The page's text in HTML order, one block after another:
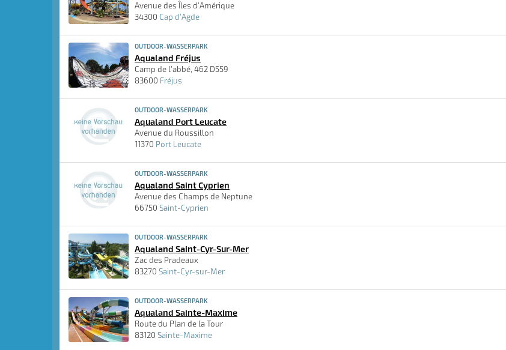
Avenue des Îles d'Amérique
34300 Cap d'Agde
OUTDOOR-WASSERPARK
Aqualand Fréjus
Camp de l'abbé, 462 D559
83600 Fréjus
OUTDOOR-WASSERPARK
Aqualand Port Leucate
Avenue du Roussillon
11370 Port Leucate
OUTDOOR-WASSERPARK
Aqualand Saint Cyprien
Avenue des Champs de Neptune
66750 Saint-Cyprien
OUTDOOR-WASSERPARK
Aqualand Saint-Cyr-Sur-Mer
Zac des Pradeaux
83270 Saint-Cyr-sur-Mer
OUTDOOR-WASSERPARK
Aqualand Sainte-Maxime
Route du Plan de la Tour
83120 Sainte-Maxime